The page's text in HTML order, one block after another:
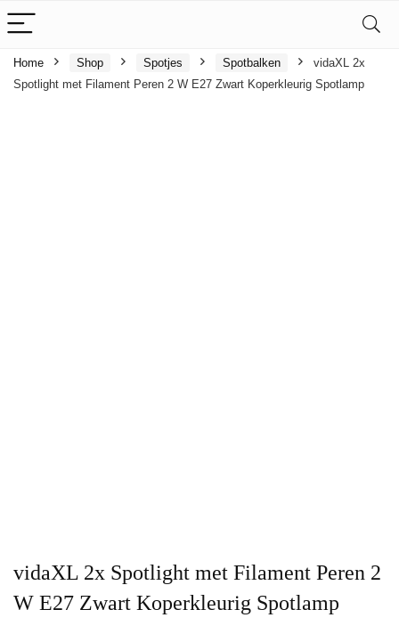
Home Shop Spotjes Spotbalken
vidaXL 2x
Spotlight met Filament Peren 2 W E27 Zwart Koperkleurig Spotlamp
vidaXL 2x Spotlight met Filament Peren 2
W E27 Zwart Koperkleurig Spotlamp